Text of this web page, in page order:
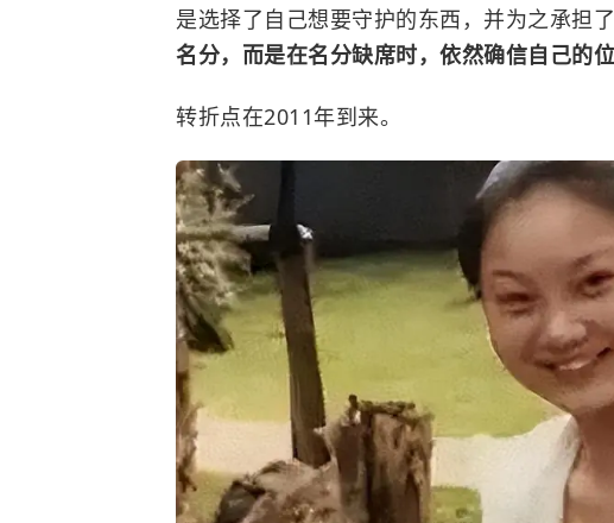
是选择了自己想要守护的东西，并为之承担
名分，而是在名分缺席时，依然确信自己的位
转折点在2011年到来。